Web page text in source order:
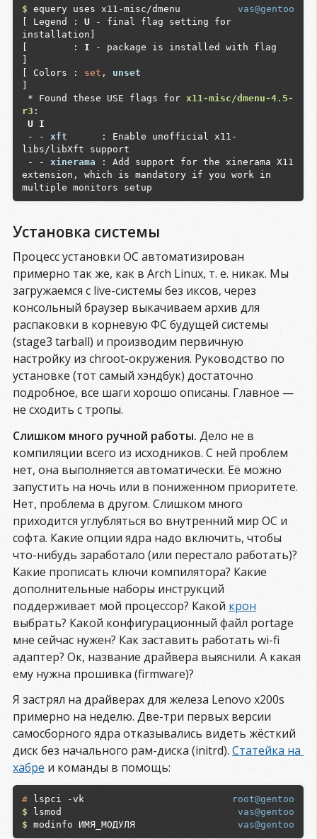
for the Xvideo extension (an X API for video
playback)
- - zeroconf
: Support for DNS Service
Discovery (DNS-SD)
zvbi
vas@gentoo
$ equery uses x11-misc/dmenu
[ Legend : U - final flag setting for
installation]
[        : I - package is installed with flag
[ Colors : set , unset
* Found these USE flags for x11-misc/dmenu-4.5-
r3
U I
- - xft
: Enable unofficial x11-
libs/libXft support
- - xinerama : Add support for the xinerama X11
extension, which is mandatory if you work in
Установка системы
Процесс установки ОС автоматизирован
примерно так же, как в Arch Linux, т. е. никак. Мы
загружаемся с live-системы без иксов, через
консольный браузер выкачиваем архив для
распаковки в корневую ФС будущей системы
(stage3 tarball) и производим первичную
настройку из chroot-окружения. Руководство по
установке (тот самый хэндбук) достаточно
подробное, все шаги хорошо описаны. Главное —
не сходить с тропы.
Слишком много ручной работы. Дело не в
компиляции всего из исходников. С ней проблем
нет, она выполняется автоматически. Её можно
запустить на ночь или в пониженном приоритете.
Нет, проблема в другом. Слишком много
приходится углубляться во внутренний мир ОС и
софта. Какие опции ядра надо включить, чтобы
что-нибудь заработало (или перестало работать)?
Какие прописать ключи компилятора? Какие
дополнительные наборы инструкций
поддерживает мой процессор? Какой крон
выбрать? Какой конфигурационный файл portage
мне сейчас нужен? Как заставить работать wi-fi
адаптер? Ок, название драйвера выяснили. А какая
ему нужна прошивка (firmware)?
Я застрял на драйверах для железа Lenovo x200s
примерно на неделю. Две-три первых версии
самосборного ядра отказывались видеть жёсткий
диск без начального рам-диска (initrd). Статейка на
хабре и команды в помощь:
root@gentoo
#
vas@gentoo
$
vas@gentoo
$